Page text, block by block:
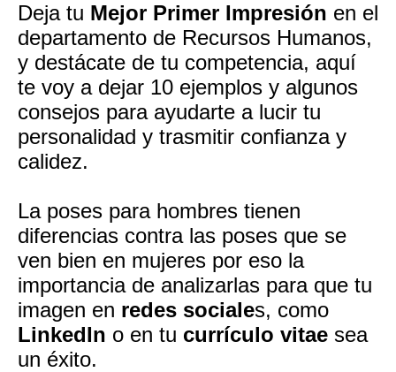
Deja tu Mejor Primer Impresión en el
departamento de Recursos Humanos,
y destácate de tu competencia, aquí
te voy a dejar 10 ejemplos y algunos
consejos para ayudarte a lucir tu
personalidad y trasmitir confianza y
calidez.
La poses para hombres tienen
diferencias contra las poses que se
ven bien en mujeres por eso la
importancia de analizarlas para que tu
imagen en redes sociales, como
LinkedIn o en tu currículo vitae sea
un éxito.